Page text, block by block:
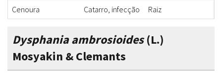
Cenoura
Catarro, infecção Raiz
Dysphania ambrosioides(L.)
Mosyakin & Clemants